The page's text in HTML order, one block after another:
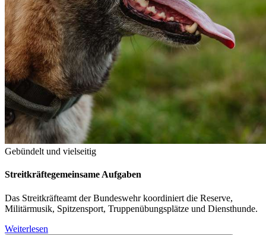
Gebündelt und vielseitig
Streitkräftegemeinsame Aufgaben
Das Streitkräfteamt der Bundeswehr koordiniert die Reserve,
Militärmusik, Spitzensport, Truppenübungsplätze und Diensthunde.
Weiterlesen